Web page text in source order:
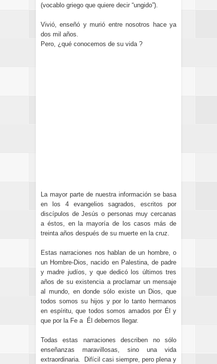
(vocablo griego que quiere decir “ungido”).
Vivió, enseñó y murió entre nosotros hace ya
dos mil años.
Pero, ¿qué conocemos de su vida ?
La mayor parte de nuestra información se basa
en los 4 evangelios sagrados, escritos por
discípulos de Jesús o personas muy cercanas
a éstos, en la mayoría de los casos más de
treinta años después de su muerte en la cruz.
Estas narraciones nos hablan de un hombre, o
un Hombre-Dios, nacido en Palestina, de padre
y madre judíos, y que dedicó los últimos tres
años de su existencia a proclamar un mensaje
al mundo, en donde sólo existe un Dios, que
todos somos su hijos y por lo tanto hermanos
en espíritu, que todos somos amados por Él y
que por la Fe a Él debemos llegar.
Todas estas narraciones describen no sólo
enseñanzas maravillosas, sino una vida
extraordinaria. Difícil casi siempre, pero plena y